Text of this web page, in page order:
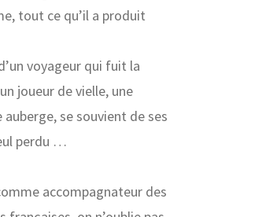
tout ce qu’il a produit
voyageur qui fuit la
joueur de vielle, une
se souvient de ses
perdu …
accompagnateur des